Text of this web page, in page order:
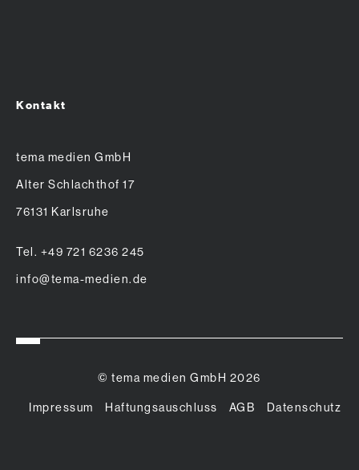
Kontakt
tema medien GmbH
Alter Schlachthof 17
76131 Karlsruhe
Tel. +49 721 6236 245
info@tema-medien.de
© tema medien GmbH 2026
Impressum Haftungsauschluss AGB Datenschutz